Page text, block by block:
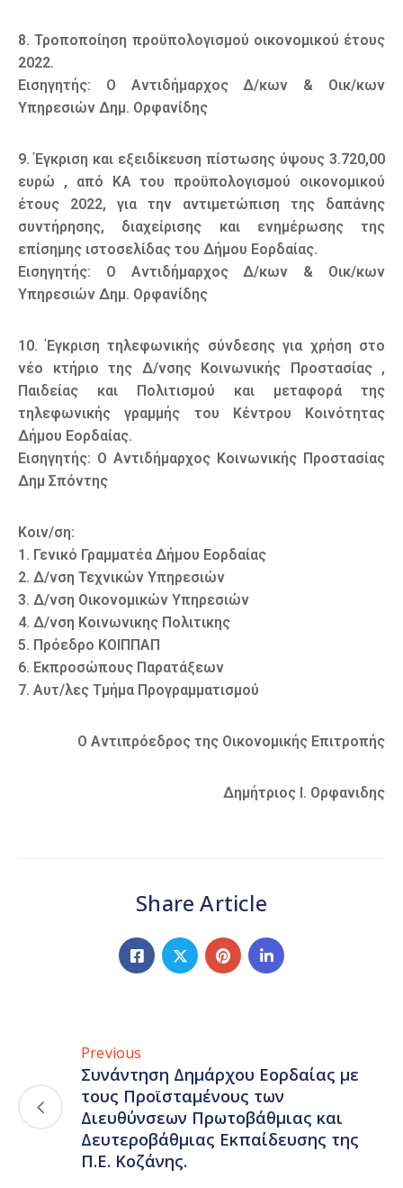
8. Τροποποίηση προϋπολογισμού οικονομικού έτους
2022.
Εισηγητής: Ο Αντιδήμαρχος Δ/κων & Οικ/κων
Υπηρεσιών Δημ. Ορφανίδης
9. Έγκριση και εξειδίκευση πίστωσης ύψους 3.720,00
ευρώ , από ΚΑ του προϋπολογισμού οικονομικού
έτους 2022, για την αντιμετώπιση της δαπάνης
συντήρησης, διαχείρισης και ενημέρωσης της
επίσημης ιστοσελίδας του Δήμου Εορδαίας.
Εισηγητής: Ο Αντιδήμαρχος Δ/κων & Οικ/κων
Υπηρεσιών Δημ. Ορφανίδης
10. Έγκριση τηλεφωνικής σύνδεσης για χρήση στο
νέο κτήριο της Δ/νσης Κοινωνικής Προστασίας ,
Παιδείας και Πολιτισμού και μεταφορά της
τηλεφωνικής γραμμής του Κέντρου Κοινότητας
Δήμου Εορδαίας.
Εισηγητής: Ο Αντιδήμαρχος Κοινωνικής Προστασίας
Δημ Σπόντης
Κοιν/ση:
1. Γενικό Γραμματέα Δήμου Εορδαίας
2. Δ/νση Τεχνικών Υπηρεσιών
3. Δ/νση Οικονομικών Υπηρεσιών
4. Δ/νση Κοινωνικης Πολιτικης
5. Πρόεδρο ΚΟΙΠΠΑΠ
6. Εκπροσώπους Παρατάξεων
7. Αυτ/λες Τμήμα Προγραμματισμού
Ο Αντιπρόεδρος της Οικονομικής Επιτροπής
Δημήτριος Ι. Ορφανιδης
Share Article
Previous
Συνάντηση Δημάρχου Εορδαίας με
τους Προϊσταμένους των
Διευθύνσεων Πρωτοβάθμιας και
Δευτεροβάθμιας Εκπαίδευσης της
Π.Ε. Κοζάνης.